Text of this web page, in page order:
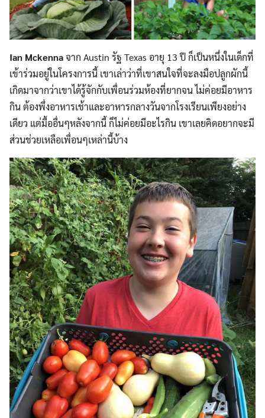
Ian Mckennaจาก Austin รัฐ Texas อายุ 13 ปี ก็เป็นหนึ่งในเด็กที่
เข้าร่วมอยู่ในโครงการนี้ เขาเล่าว่าที่เขาสนใจที่จะลงมือปลูกผักนี้
เกิดมาจากว่าเขาได้รู้จักกับเพื่อนร่วมห้องที่ยากจน ไม่ค่อยมีอาหาร
กิน ต้องพึ่งอาหารเช้าและอาหารกลางวันจากโรงเรียนเพียงอย่าง
เดียว แต่มื้ออื่นๆหลังจากนี้ ก็ไม่ค่อยมีอะไรกิน เขาเลยคิดอยากจะมี
ส่วนช่วยเหลือเพื่อนๆเหล่านี้บ้าง